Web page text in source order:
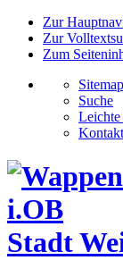
Zur
Zur
Zum
Sitemap
Suche
Leichte
Kontakt
Stadt